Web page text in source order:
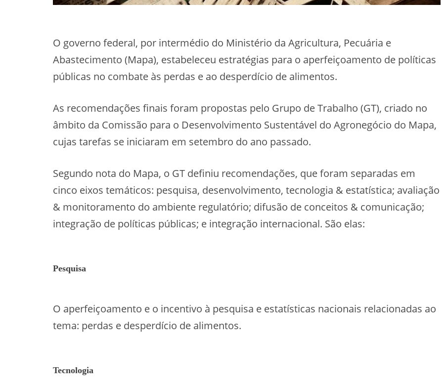
O governo federal, por intermédio do Ministério da Agricultura, Pecuária e
Abastecimento (Mapa), estabeleceu estratégias para o aperfeiçoamento de políticas
públicas no combate às perdas e ao desperdício de alimentos.
As recomendações finais foram propostas pelo Grupo de Trabalho (GT), criado no
âmbito da Comissão para o Desenvolvimento Sustentável do Agronegócio do Mapa,
cujas tarefas se iniciaram em setembro do ano passado.
Segundo nota do Mapa, o GT definiu recomendações, que foram separadas em
cinco eixos temáticos: pesquisa, desenvolvimento, tecnologia & estatística; avaliação
& monitoramento do ambiente regulatório; difusão de conceitos & comunicação;
integração de políticas públicas; e integração internacional. São elas:
Pesquisa
O aperfeiçoamento e o incentivo à pesquisa e estatísticas nacionais relacionadas ao
tema: perdas e desperdício de alimentos.
Tecnologia